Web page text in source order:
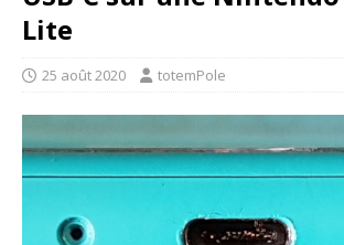
Lite
25 août 2020 totemPole